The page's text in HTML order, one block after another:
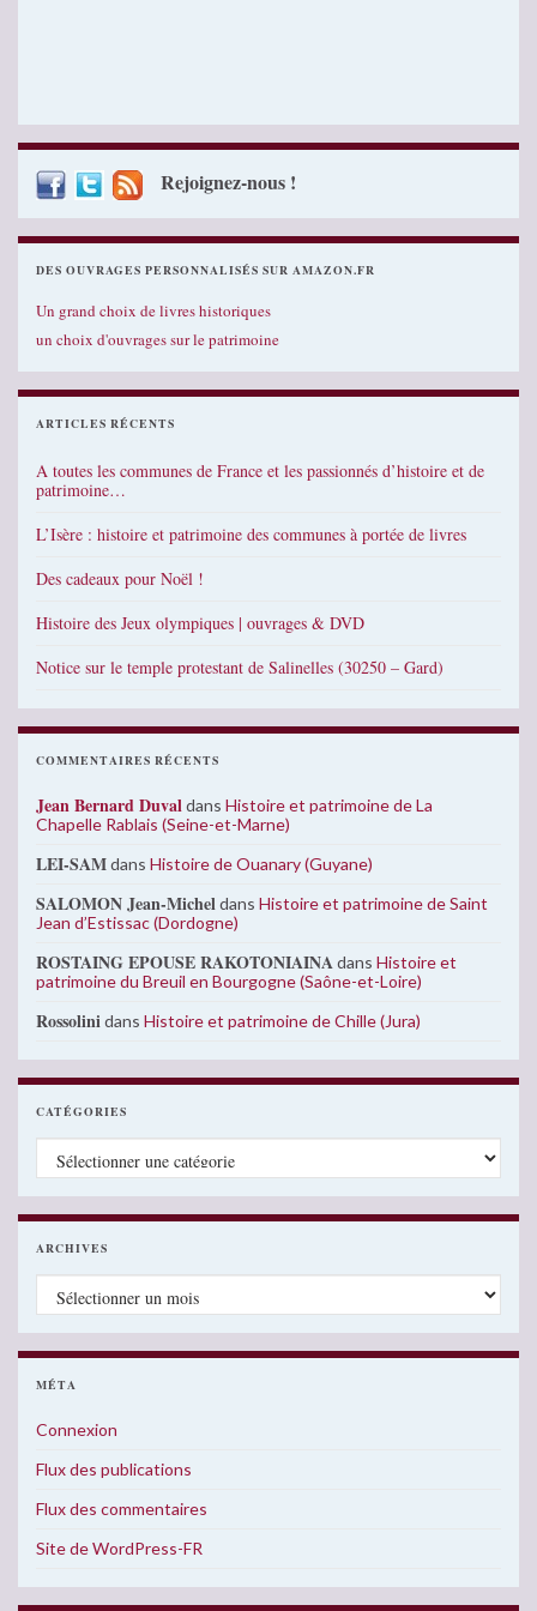
Rejoignez-nous !
DES OUVRAGES PERSONNALISÉS SUR AMAZON.FR
Un grand choix de livres historiques
un choix d'ouvrages sur le patrimoine
ARTICLES RÉCENTS
A toutes les communes de France et les passionnés d’histoire et de
patrimoine…
L’Isère : histoire et patrimoine des communes à portée de livres
Des cadeaux pour Noël !
Histoire des Jeux olympiques | ouvrages & DVD
Notice sur le temple protestant de Salinelles (30250 – Gard)
COMMENTAIRES RÉCENTS
Jean Bernard Duvaldans Histoire et patrimoine de La
Chapelle Rablais (Seine-et-Marne)
LEI-SAMdans Histoire de Ouanary (Guyane)
SALOMON Jean-Micheldans Histoire et patrimoine de Saint
Jean d’Estissac (Dordogne)
ROSTAING EPOUSE RAKOTONIAINAdans Histoire et
patrimoine du Breuil en Bourgogne (Saône-et-Loire)
Rossolinidans Histoire et patrimoine de Chille (Jura)
CATÉGORIES
Catégories
ARCHIVES
Archives
MÉTA
Connexion
Flux des publications
Flux des commentaires
Site de WordPress-FR